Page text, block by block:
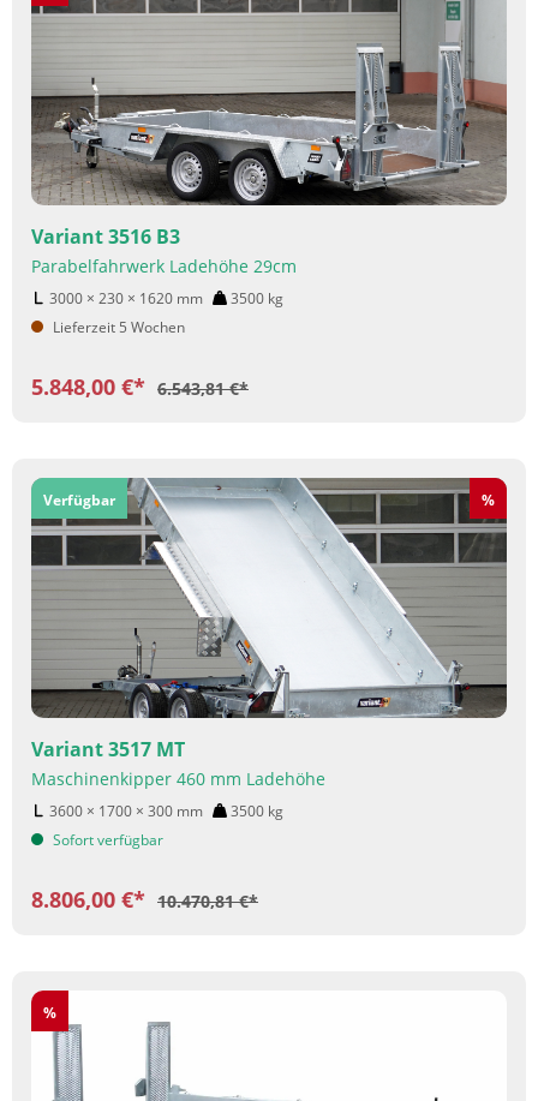
Variant 3516 B3
Parabelfahrwerk Ladehöhe 29cm
3000 × 230 × 1620 mm 3500 kg
Lieferzeit 5 Wochen
5.848,00 €* 6.543,81 €*
Verfügbar Rabatt
%
Variant 3517 MT
Maschinenkipper 460 mm Ladehöhe
3600 × 1700 × 300 mm 3500 kg
Sofort verfügbar
8.806,00 €* 10.470,81 €*
Rabatt
%